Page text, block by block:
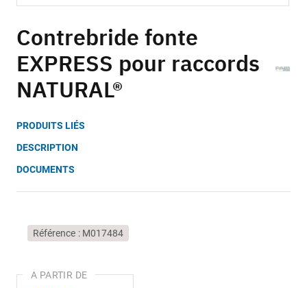
to
the
beginning
of
the
gallery
Contrebride fonte
EXPRESS pour raccords
NATURAL®
PRODUITS LIÉS
DESCRIPTION
DOCUMENTS
Référence M017484